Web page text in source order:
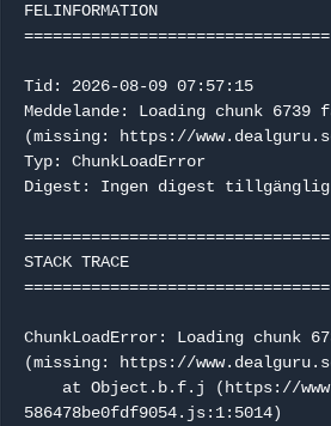
FELINFORMATION
================================
Tid: 2026-08-09 07:57:15
Meddelande: Loading chunk 6739
(missing: https://
Typ: ChunkLoadError
Digest: Ingen digest tillgänglig
================================
STACK TRACE
================================
ChunkLoadError: Loading chunk
(missing: https://
586478be0fdf9054.js:1:5014)